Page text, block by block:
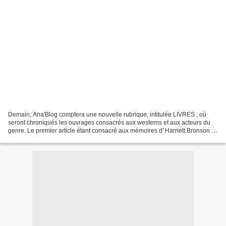
Demain, Ana'Blog comptera une nouvelle rubrique, intitulée LIVRES , où
seront chroniqués les ouvrages consacrés aux westerns et aux acteurs du
genre. Le premier article étant consacré aux mémoires d' Harriett Bronson ,